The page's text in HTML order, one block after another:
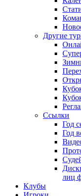
Другие
Ссылки
Год
Год
лиц
Клубы